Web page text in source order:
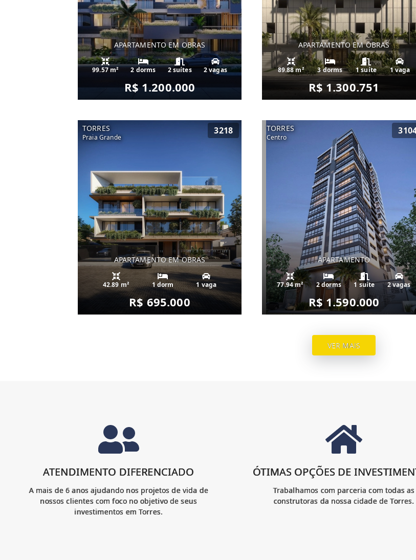
APARTAMENTO EM OBRAS
99.57 m² 2 dorms 2 suítes 2 vagas
R$ 1.200.000
APARTAMENTO EM OBRAS
89.88 m² 3 dorms 1 suíte 1 vaga
R$ 1.300.751
TORRES
Praia Grande
3218
APARTAMENTO EM OBRAS
42.89 m² 1 dorm 1 vaga
R$ 695.000
TORRES
Centro
APARTAMENTO
77.94 m² 2 dorms 1 suíte 2 vagas
R$ 1.590.000
VER MAIS
ATENDIMENTO DIFERENCIADO
A mais de 6 anos ajudando nos projetos de vida de
nossos clientes com foco no objetivo de seus
investimentos em Torres.
ÓTIMAS OPÇÕES DE
Trabalhamos com parceria com todas as
construtoras da nossa cidade de Torres.